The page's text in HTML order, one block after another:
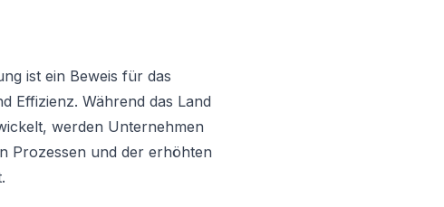
ist ein Beweis für das
Effizienz. Während das Land
werden Unternehmen
Prozessen und der erhöhten